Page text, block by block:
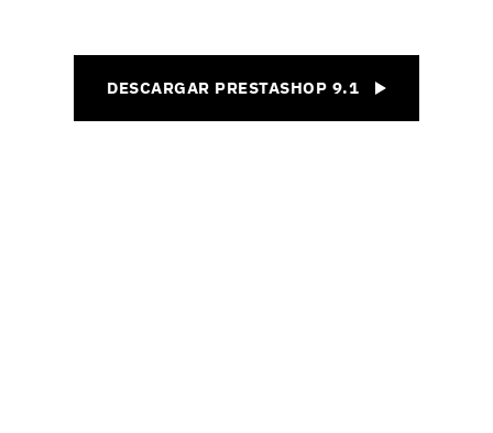
DESCARGAR PRESTASHOP 9.1